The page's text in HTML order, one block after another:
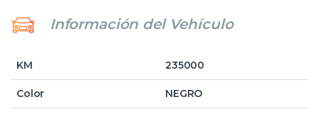
Información del Vehículo
KM 235000
Color NEGRO